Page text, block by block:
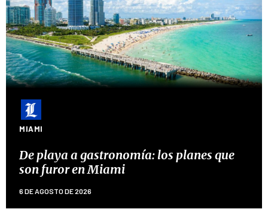
MIAMI
De playa a gastronomía: los planes que
son furor en Miami
6 DE AGOSTO DE 2026